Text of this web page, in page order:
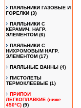
ПАЯЛЬНИКИ ГАЗОВЫЕ И
ГОРЕЛКИ (3)
ПАЯЛЬНИКИ С
КЕРАМИЧ. НАГР.
ЭЛЕМЕНТОМ (6)
ПАЯЛЬНИКИ С
НИХРОМОВЫМ НАГР.
ЭЛЕМЕНТОМ (17)
ПАЯЛЬНЫЕ ВАННЫ (4)
ПИСТОЛЕТЫ
ТЕРМОКЛЕЕВЫЕ (1)
ПРИПОИ
ЛЕГКОПЛАВКИЕ (ниже
450ºС) (9)